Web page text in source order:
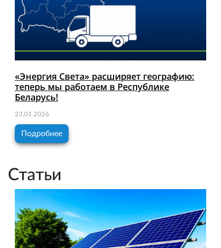
«Энергия Света» расширяет географию:
теперь мы работаем в Республике
Беларусь!
23.01.2026
Подробнее
Статьи